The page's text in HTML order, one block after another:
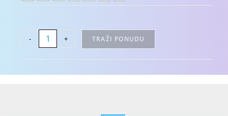
- + TRAŽI PONUDU